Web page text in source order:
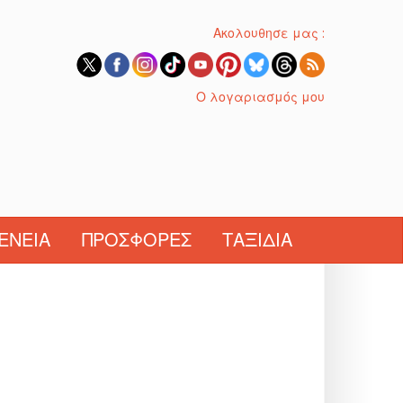
Ακολουθησε μας :
Ο λογαριασμός μου
ΠΡΟΣΦΟΡΈΣ ΤΑΞΊΔΙΑ